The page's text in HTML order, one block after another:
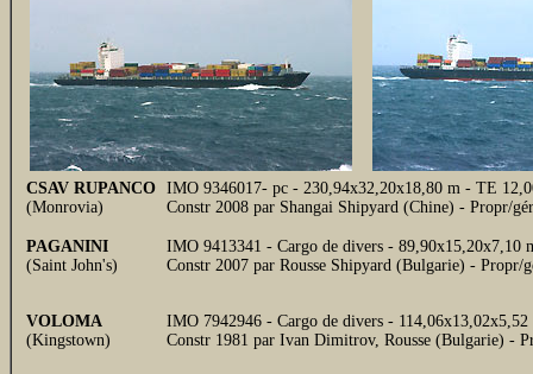
CSAV RUPANCO
(Monrovia)
IMO 9346017- pc - 230,94x32,20x18,80 m - TE
Constr 2008 par Shangai Shipyard (Chine) - Propr/
PAGANINI
(Saint John's)
IMO 9413341 - Cargo de divers -
Constr 2007 par Rousse Shipyard (Bulgarie) - Propr/
VOLOMA
(Kingstown)
IMO 7942946 - Cargo de divers -
Constr 1981 par Ivan Dimitrov, Rousse (Bulgarie)